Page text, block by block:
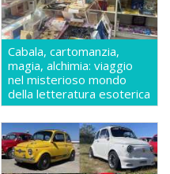
Cabala, cartomanzia,
magia, alchimia: viaggio
nel misterioso mondo
della letteratura esoterica